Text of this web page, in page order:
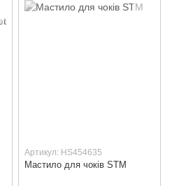
Артикул: HS454635
Мастило для чоків STM